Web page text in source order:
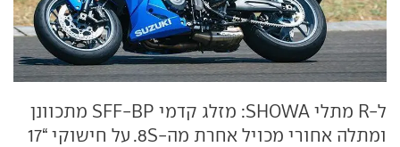
ל-R מתלי SHOWA: מזלג קדמי SFF-BP מתכוונן
ומתלה אחורי מכויל אחרת מה-8S. על חישוקי “17